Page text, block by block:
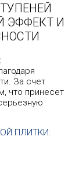
ЭФФЕКТ И
За счет
что принесет
ПЛИТКИ: